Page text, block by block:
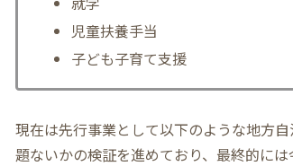
児童扶養手当
子ども子育て支援
現在は先行事業として以下のような地方
題ないかの検証を進めており、最終的に